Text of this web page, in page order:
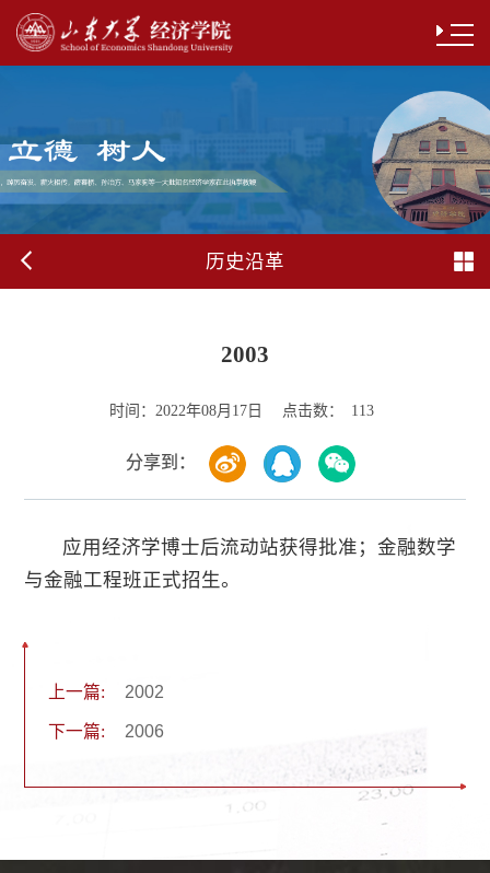
历史沿革
2003
时间： 2022年08月17日 点击数： 113
分享到：
应用经济学博士后流动站获得批准；金融数学
与金融工程班正式招生。
上一篇: 2002
下一篇: 2006